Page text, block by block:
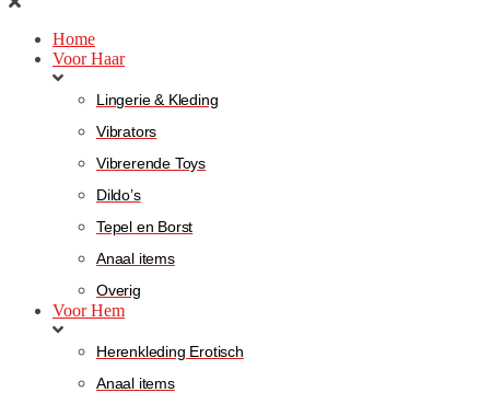
Home
Voor Haar
Lingerie & Kleding
Vibrators
Vibrerende Toys
Dildo’s
Tepel en Borst
Anaal items
Overig
Voor Hem
Herenkleding Erotisch
Anaal items